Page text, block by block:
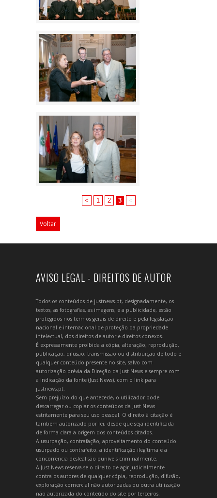
< 1 2 3 <
Voltar
AVISO LEGAL - DIREITOS DE AUTOR
Todos os conteúdos de justnews.pt, designadamente, os
textos, as fotografias, as imagens, e a publicidade, estão
protegidos nos termos gerais de direito e pela legislação
nacional e internacional de proteção da propriedade
intelectual, dos direitos de autor e direitos conexos.
É expressamente proibida a cópia, alteração, reprodução,
publicação, difusão, transmissão ou distribuição de todo e
qualquer conteúdo presente no site, salvo com
autorização prévia da Direção da Just News e sempre com
a indicação da fonte (Just News), com o link para
justnews.pt.
Sem prejuízo do que antecede, o utilizador pode
descarregar ou copiar os conteúdos da Just News
estritamente para seu uso pessoal. O direito à citação é
também autorizado por lei, desde que seja identificada
de forma clara a origem dos conteúdos citados.
A usurpação, contrafação, aproveitamento do conteúdo
usurpado ou contrafeito, a identificação ilegítima e a
concorrência desleal são puníveis criminalmente.
A Just News reserva-se o direito de agir judicialmente
contra os autores de qualquer cópia, reprodução, difusão,
exploração comercial não autorizadas ou outra utilização
não autorizada do conteúdo do site por terceiros.